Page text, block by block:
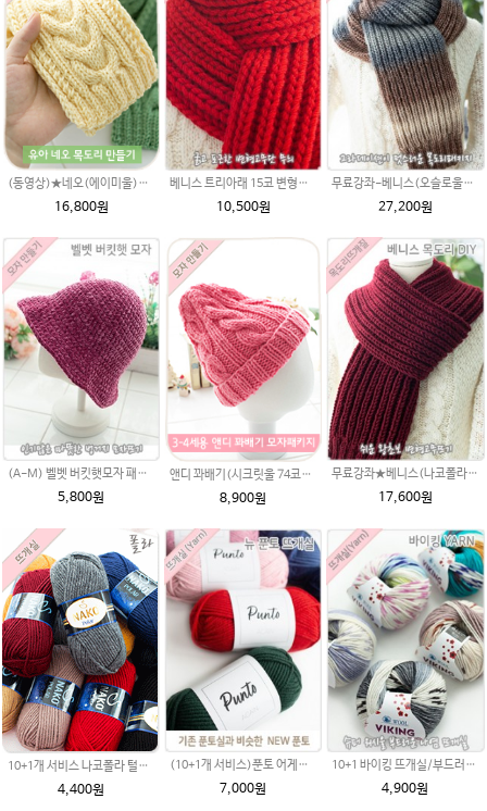
(동영상)★네오(에이미울)목도리패키지 여아 남아목도리뜨개질/유아목도리/아기목도리뜨개질/아기목도리도안/뜨는방법/손뜨개무료도안/아기목도리뜨기/키즈목도리
16,800원
베니스 트리아래 15코 변형고무뜨기 목도리뜨개질 김씨목도리
10,500원
무료강좌-베니스(오슬로울)목도리뜨기 DIY 패키지(줄바늘 포함) 그라데이션목도리
27,200원
(A-M) 벨벳 버킷햇모자 패키지 (도안+벨벳실2볼) 코바늘 겨울모자뜨기
5,800원
앤디 꽈배기(시크릿울 74코) 3~4세용 아기모자뜨기 패키지 (앤디모자도안 + 뜨개실 1타래),손뜨개모자,모자DIY,비니모자만들기,유아모자뜨기,아기모자뜨기,꽈배기모자,꽈배기무늬,아기모자뜨개질,모자뜨개질
8,900원
무료강좌★베니스(나코폴라) 목도리DIY패키지(줄바늘포함)
17,600원
10+1개 서비스 나코폴라 털실/폴라실 목도리뜨개실 수입사
4,400원
(10+1개 서비스)푼토 어게인 목도리뜨개실 뜨개질 털실/푼토실 아기실 부드러운실
7,000원
10+1 바이킹 뜨개실/부드러운 나염 아기털실 목도리실 Viking Yarn
4,900원